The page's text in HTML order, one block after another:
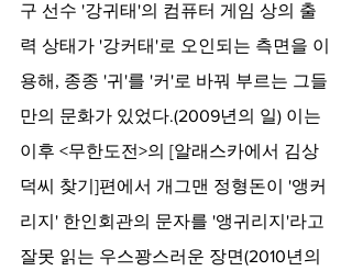
구 선수 '강귀태'의 컴퓨터 게임 상의 출
력 상태가 '강커태'로 오인되는 측면을 이
용해, 종종 '귀'를 '커'로 바꿔 부르는 그들
만의 문화가 있었다.(2009년의 일) 이는
이후 <무한도전>의 [알래스카에서 김상
덕씨 찾기]편에서 개그맨 정형돈이 '앵커
리지' 한인회관의 문자를 '앵귀리지'라고
잘못 읽는 우스꽝스러운 장면(2010년의